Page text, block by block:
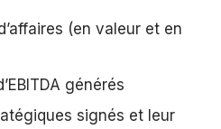
(en valeur et en
générés
signés et leur